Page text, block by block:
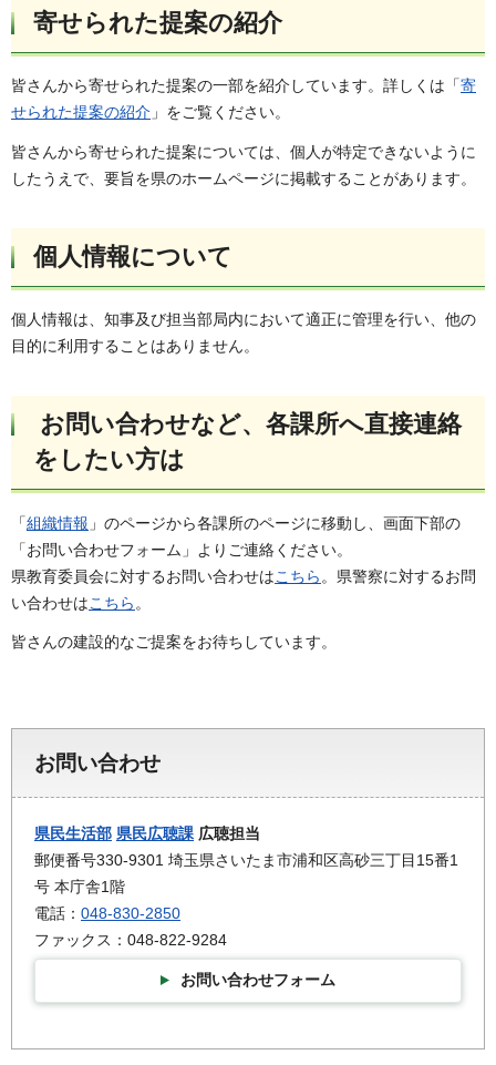
寄せられた提案の紹介
皆さんから寄せられた提案の一部を紹介しています。詳しくは「寄
せられた提案の紹介 」をご覧ください。
皆さんから寄せられた提案については、個人が特定できないように
したうえで、要旨を県のホームページに掲載することがあります。
個人情報について
個人情報は、知事及び担当部局内において適正に管理を行い、他の
目的に利用することはありません。
お問い合わせなど、各課所へ直接連絡
をしたい方は
「組織情報 」のページから各課所のページに移動し、画面下部の
「お問い合わせフォーム」よりご連絡ください。
県教育委員会に対するお問い合わせはこちら 。県警察に対するお問
い合わせはこちら 。
皆さんの建設的なご提案をお待ちしています。
お問い合わせ
県民生活部 県民広聴課 広聴担当
郵便番号330-9301 埼玉県さいたま市浦和区高砂三丁目15番1
号 本庁舎1階
電話： 048-830-2850
ファックス：048-822-9284
お問い合わせフォーム